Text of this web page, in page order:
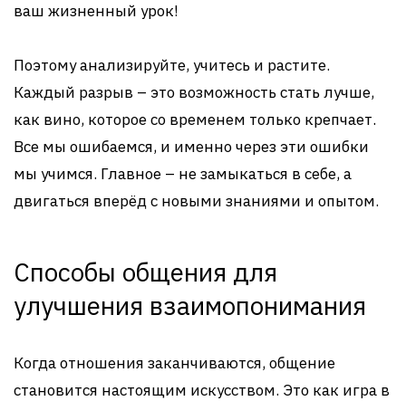
ваш жизненный урок!
Поэтому анализируйте, учитесь и растите.
Каждый разрыв – это возможность стать лучше,
как вино, которое со временем только крепчает.
Все мы ошибаемся, и именно через эти ошибки
мы учимся. Главное – не замыкаться в себе, а
двигаться вперёд с новыми знаниями и опытом.
Способы общения для
улучшения взаимопонимания
Когда отношения заканчиваются, общение
становится настоящим искусством. Это как игра в